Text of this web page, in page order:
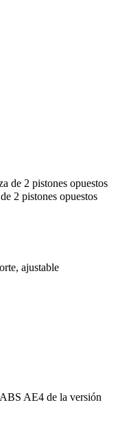
de 2 pistones opuestos
2 pistones opuestos
ajustable
AE4 de la versión